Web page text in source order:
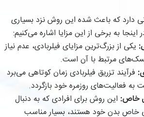
دارد که باعث شده این روش نزد بسیاری
به برخی از این مزایا اشاره می‌کنیم:
یکی از بزرگ‌ترین مزایای فیلربادی، عدم نیاز
مرتبط با آن است.
فرآیند تزریق فیلربادی زمان کوتاهی می‌برد
به فعالیت‌های روزمره خود بازگردد.
خاص: این روش برای افرادی که به دنبال
خاص بدن خود هستند، بسیار مناسب